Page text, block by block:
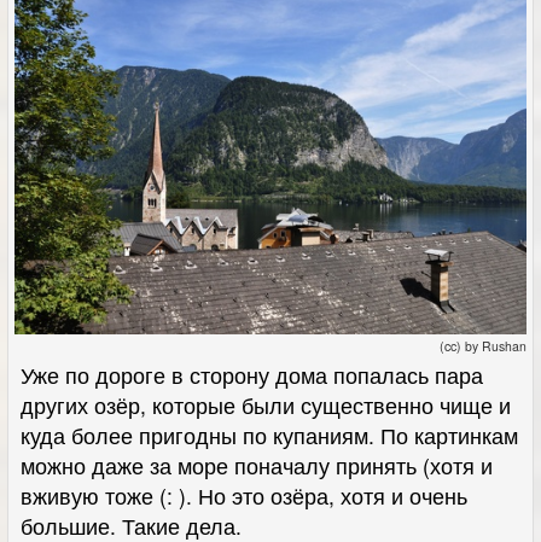
(cc) by Rushan
Уже по дороге в сторону дома попалась пара
других озёр, которые были существенно чище и
куда более пригодны по купаниям. По картинкам
можно даже за море поначалу принять (хотя и
вживую тоже (: ). Но это озёра, хотя и очень
большие. Такие дела.